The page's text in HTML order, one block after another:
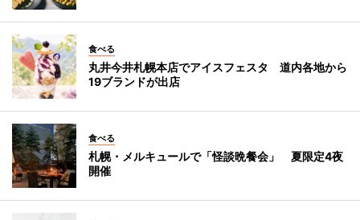
食べる
丸井今井札幌本店でアイスフェスタ 道内各地から
19ブランドが出店
食べる
札幌・メルキュールで「怪談晩餐会」 夏限定4夜
開催